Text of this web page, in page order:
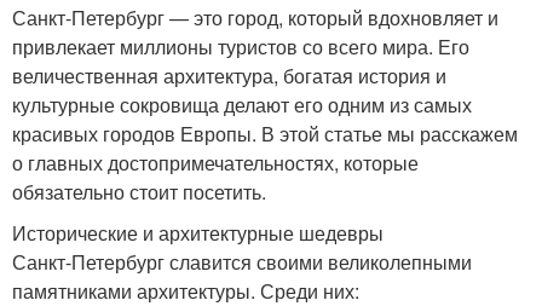
Санкт-Петербург — это город, который вдохновляет и
привлекает миллионы туристов со всего мира. Его
величественная архитектура, богатая история и
культурные сокровища делают его одним из самых
красивых городов Европы. В этой статье мы расскажем
о главных достопримечательностях, которые
обязательно стоит посетить.
Исторические и архитектурные шедевры
Санкт-Петербург славится своими великолепными
памятниками архитектуры. Среди них: